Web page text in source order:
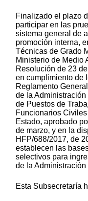
Finalizado el plazo
participar en las
sistema general de
promoción interna,
Técnicas de Grado
Ministerio de Medio
Resolución de 23
en cumplimiento de
Reglamento
de la
de Puestos de
Funcionarios
Estado, aprobado
de marzo, y en la
HFP/688/2017, de
establecen las
selectivos para
de la
Esta Subsecretaría